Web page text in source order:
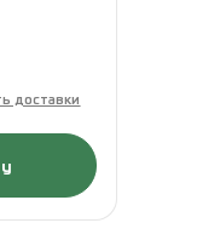
доставки